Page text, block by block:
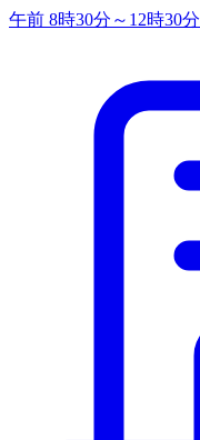
午前 8時30分～12時30分